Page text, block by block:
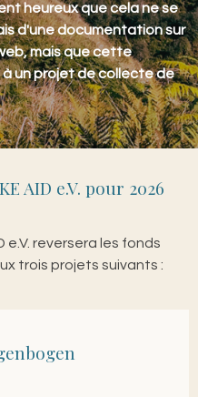
heureux que cela ne se
d'une documentation sur
mais que cette
un projet de collecte de
AID e.V. pour 2026
e.V. reversera les fonds
trois projets suivants :